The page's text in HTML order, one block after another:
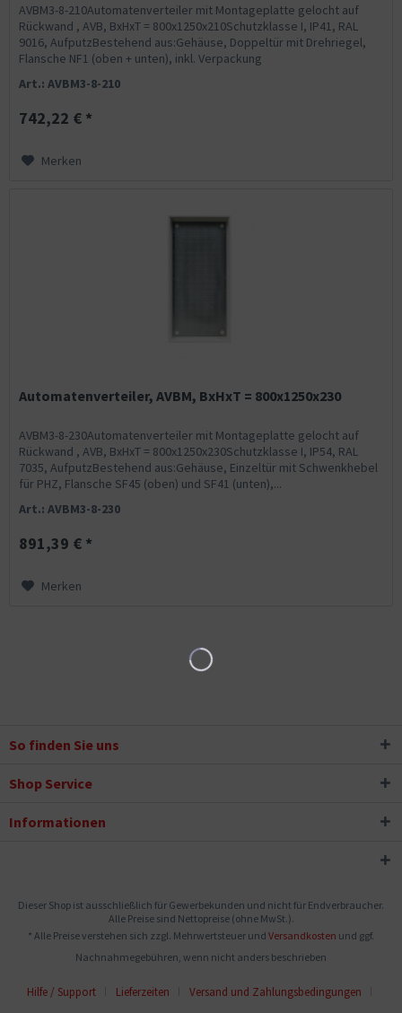
AVBM3-8-210Automatenverteiler mit Montageplatte gelocht auf
Rückwand , AVB, BxHxT = 800x1250x210Schutzklasse I, IP41, RAL
9016, AufputzBestehend aus:Gehäuse, Doppeltür mit Drehriegel,
Flansche NF1 (oben + unten), inkl. Verpackung
Art.: AVBM3-8-210
742,22 € *
Merken
Automatenverteiler, AVBM, BxHxT = 800x1250x230
AVBM3-8-230Automatenverteiler mit Montageplatte gelocht auf
Rückwand , AVB, BxHxT = 800x1250x230Schutzklasse I, IP54, RAL
7035, AufputzBestehend aus:Gehäuse, Einzeltür mit Schwenkhebel
für PHZ, Flansche SF45 (oben) und SF41 (unten),...
Art.: AVBM3-8-230
891,39 € *
Merken
So finden Sie uns
Shop Service
Informationen
Dieser Shop ist ausschließlich für Gewerbekunden und nicht für Endverbraucher.
Alle Preise sind Nettopreise (ohne MwSt.).
* Alle Preise verstehen sich zzgl. Mehrwertsteuer und Versandkosten und ggf.
Nachnahmegebühren, wenn nicht anders beschrieben
Hilfe / Support Lieferzeiten Versand und Zahlungsbedingungen